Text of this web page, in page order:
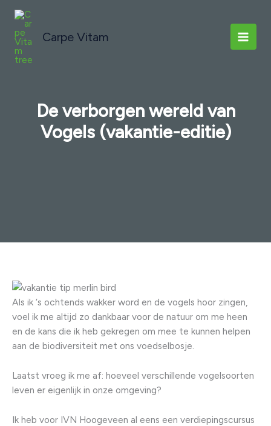
naar
inhoud
Carpe Vitam
De verborgen wereld van
Vogels (vakantie-editie)
Als ik ‘s ochtends wakker word en de vogels hoor zingen,
voel ik me altijd zo dankbaar voor de natuur om me heen
en de kans die ik heb gekregen om mee te kunnen helpen
aan de biodiversiteit met ons voedselbosje.
Laatst vroeg ik me af: hoeveel verschillende vogelsoorten
leven er eigenlijk in onze omgeving?
Ik heb voor IVN Hoogeveen al eens een verdiepingscursus